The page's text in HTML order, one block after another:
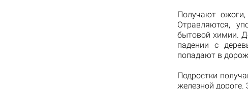
Получают
Отравляются,
бытовой химии.
падении с
попадают в
Подростки
железной дороге.